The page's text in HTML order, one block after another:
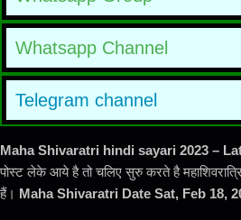
Whatsapp Channel
Telegram channel
Maha Shivaratri hindi sayari 2023 –
पोस्ट लेके आये है तो चलिए सुरु करते है
हैं। Maha Shivaratri Date Sat, Feb 18,